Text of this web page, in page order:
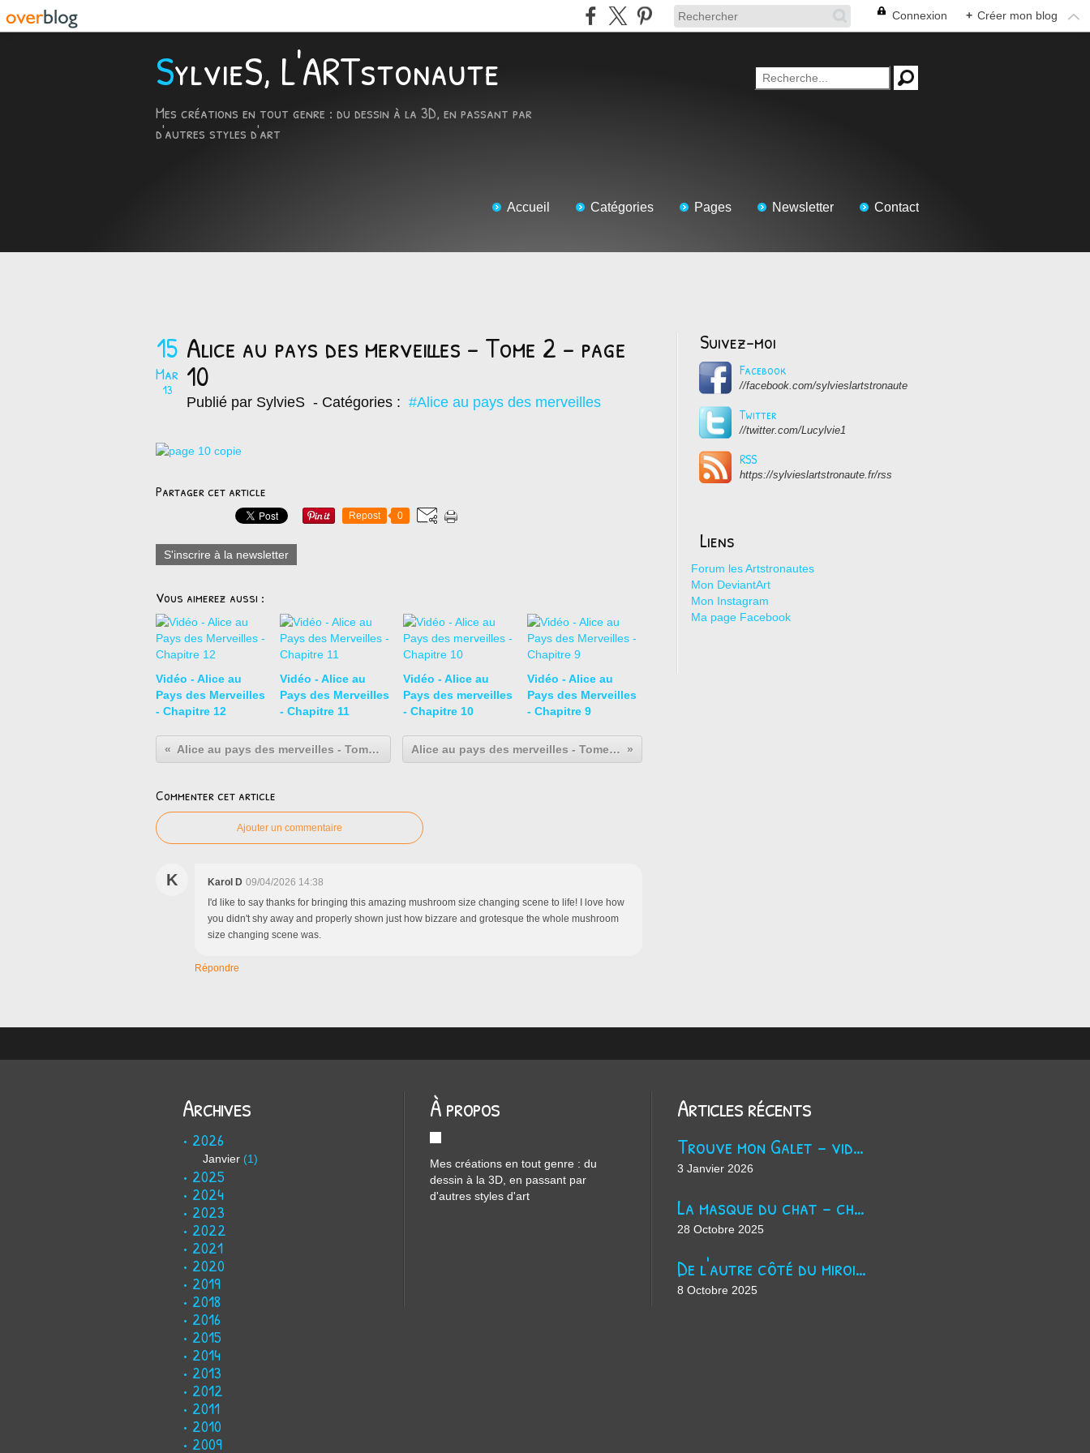
Connexion + Créer mon blog
SylvieS, L'ARTstonaute
Mes créations en tout genre : du dessin à la 3D, en passant par
d'autres styles d'art
Accueil Catégories Pages Newsletter Contact
15
Mar
13
Alice au pays des merveilles - Tome 2 - page
10
Publié par SylvieS - Catégories : #Alice au pays des merveilles
Partager cet article
Repost 0
S'inscrire à la newsletter
Vous aimerez aussi :
Vidéo - Alice au
Pays des Merveilles
- Chapitre 12
Vidéo - Alice au
Pays des Merveilles
- Chapitre 11
Vidéo - Alice au
Pays des merveilles
- Chapitre 10
Vidéo - Alice au
Pays des Merveilles
- Chapitre 9
Alice au pays des merveilles - Tome 2 - page 9 Alice au pays des merveilles - Tome 2 - page 11
Commenter cet article
Ajouter un commentaire
K Karol D 09/04/2026 14:38
I'd like to say thanks for bringing this amazing mushroom size changing scene to life! I love how
you didn't shy away and properly shown just how bizzare and grotesque the whole mushroom
size changing scene was.
Répondre
Suivez-moi
Facebook
//facebook.com/sylvieslartstronaute
Twitter
//twitter.com/Lucylvie1
RSS
https://sylvieslartstronaute.fr/rss
Liens
Forum les Artstronautes
Mon DeviantArt
Mon Instagram
Ma page Facebook
Archives
2026
Janvier (1)
2025
2024
2023
2022
2021
2020
2019
2018
2016
2015
2014
2013
2012
2011
2010
2009
À propos
Mes créations en tout genre : du
dessin à la 3D, en passant par
d'autres styles d'art
Articles récents
Trouve mon Galet - vidéo Youtube
3 Janvier 2026
La masque du chat - chanson d'Halloween
28 Octobre 2025
De l'autre côté du miroir - chanson suno ai
8 Octobre 2025